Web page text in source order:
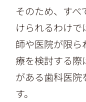
そのため、す
けられるわけ
師や医院が限ら
療を検討する際
がある歯科医院
す。